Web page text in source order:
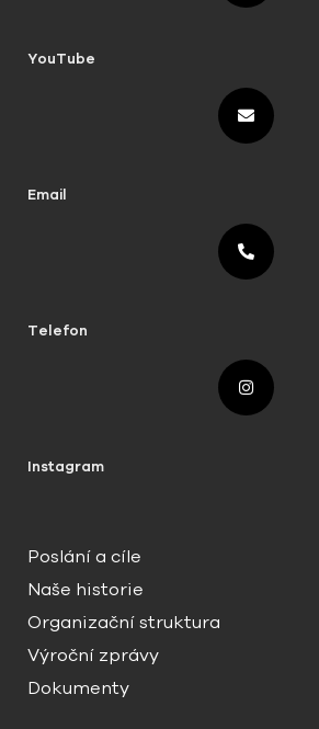
Poslání a cíle
Naše historie
Organizační struktura
Výroční zprávy
Dokumenty
YouTube
Email
Telefon
Instagram